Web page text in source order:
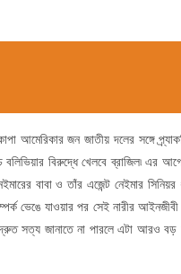
আমেরিকার জন জাতীয় দলের সঙ্গে
বলিভিয়ার বিরুদ্ধে খেলবে ব্রাজিল৷ এর
বাবা ও তাঁর এজেন্ট নেইমার
ভেঙে যাওয়ার পর সেই নারীর
সত্য জানাতে না পারলে এটা আরও বড়